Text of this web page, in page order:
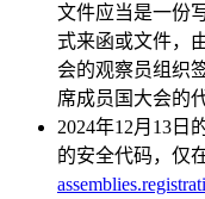
文件应当是一份
式来函或文件，
会的观察员组织
席成员国大会的
2024年12月13日
的安全代码，仅